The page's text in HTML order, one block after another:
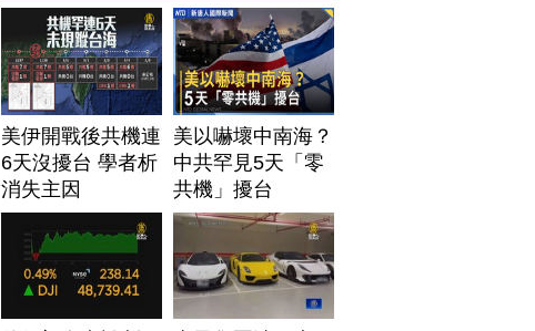
美伊開戰後共機連
6天沒擾台 學者析
消失主因
美以嚇壞中南海？
中共罕見5天「零
共機」擾台